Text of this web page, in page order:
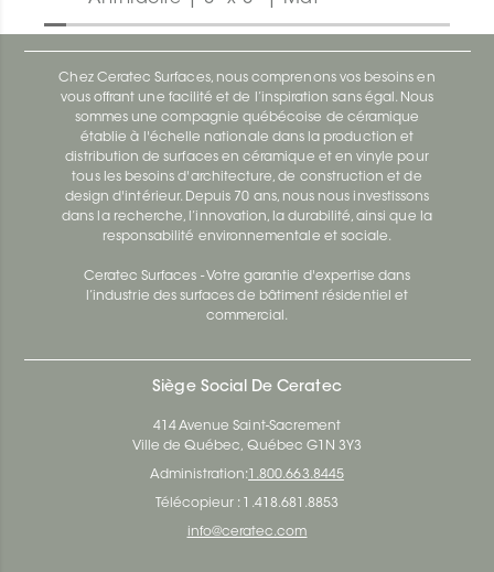
Chez Ceratec Surfaces, nous comprenons vos besoins en
vous offrant une facilité et de l’inspiration sans égal. Nous
sommes une compagnie québécoise de céramique
établie à l'échelle nationale dans la production et
distribution de surfaces en céramique et en vinyle pour
tous les besoins d'architecture, de construction et de
design d'intérieur. Depuis 70 ans, nous nous investissons
dans la recherche, l’innovation, la durabilité, ainsi que la
responsabilité environnementale et sociale.
Ceratec Surfaces - Votre garantie d'expertise dans
l’industrie des surfaces de bâtiment résidentiel et
commercial.
Siège Social De Ceratec
414 Avenue Saint-Sacrement
Ville de Québec, Québec G1N 3Y3
Administration: 1.800.663.8445
Télécopieur : 1.418.681.8853
info@ceratec.com